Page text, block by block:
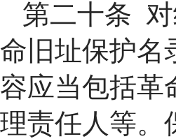
第二十条
命旧址保护名
容应当包括革
理责任人等。